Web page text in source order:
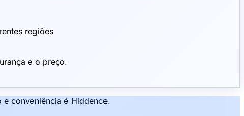
regiões
e o preço.
conveniência é Hiddence.